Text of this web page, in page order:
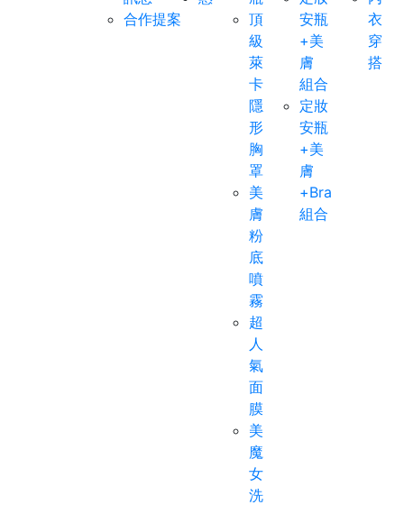
合作提案
頂
級
萊
卡
隱
形
胸
罩
美
膚
粉
底
噴
霧
超
人
氣
面
膜
美
魔
女
洗
安瓶
+美
膚
組合
定妝
安瓶
+美
膚
+Bra
組合
衣
穿
搭